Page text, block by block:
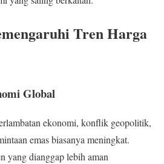
Tren Harga
Global
ekonomi, konflik geopolitik,
emas biasanya meningkat.
yang dianggap lebih aman